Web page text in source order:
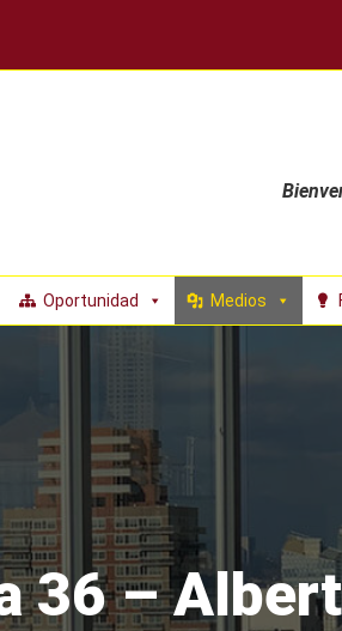
Oportunidad Medios
36 –